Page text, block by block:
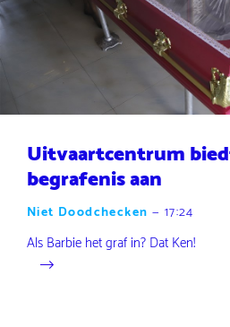
Uitvaartcentrum
begrafenis aan
Niet Doodchecken — 17:24
Als Barbie het graf in? Dat Ken!